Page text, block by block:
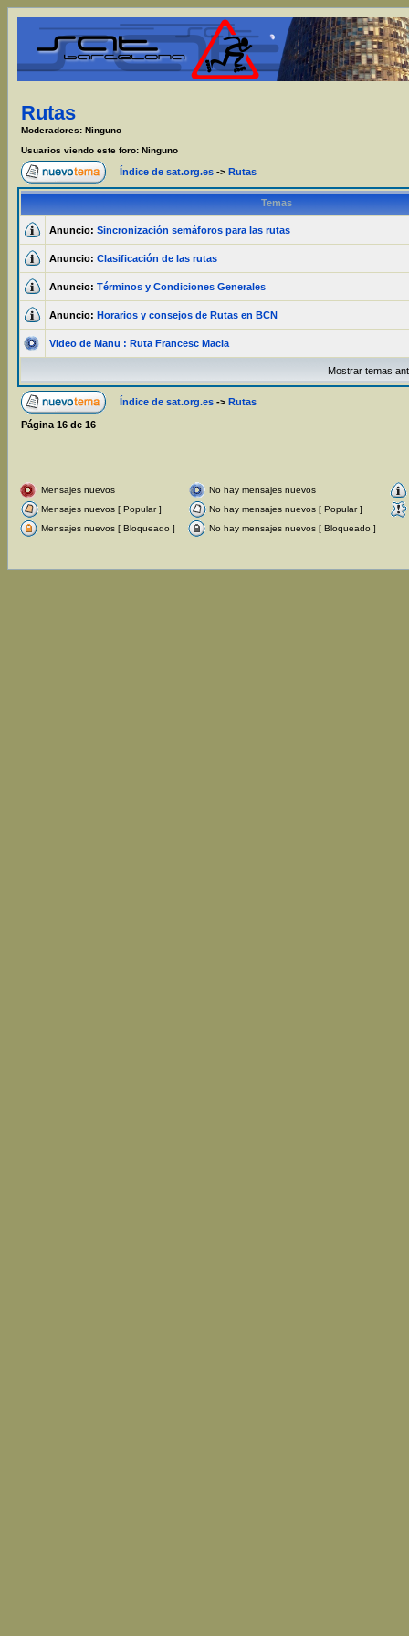
Rutas
Moderadores: Ninguno
Usuarios viendo este foro: Ninguno
Índice de sat.org.es -> Rutas
Temas
Anuncio: Sincronización semáforos para las rutas
Anuncio: Clasificación de las rutas
Anuncio: Términos y Condiciones Generales
Anuncio: Horarios y consejos de Rutas en BCN
Video de Manu : Ruta Francesc Macia
Mostrar temas
Índice de sat.org.es -> Rutas
Página 16 de 16
Mensajes nuevos
No hay mensajes nuevos
Mensajes nuevos [ Popular ]
No hay mensajes nuevos [ Popular ]
Mensajes nuevos [ Bloqueado ]
No hay mensajes nuevos [ Bloqueado ]